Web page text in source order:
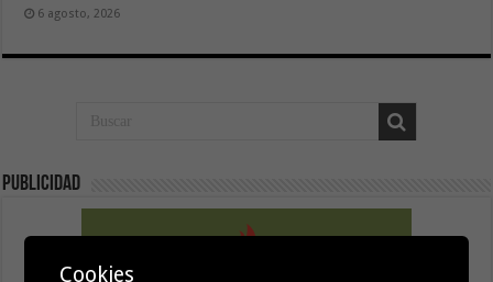
6 agosto, 2026
Publicidad
Cookies